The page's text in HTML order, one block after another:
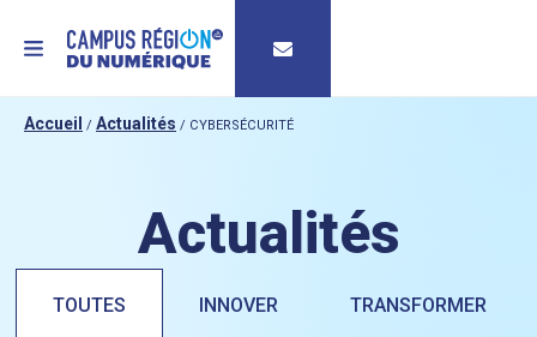
MENU
Accueil / Actualités / CYBERSÉCURITÉ
Actualités
TOUTES INNOVER TRANSFORMER